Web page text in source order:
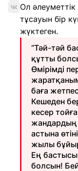
Ол
тұсауын бір
жүктеген.
“Тәй-тәй
құтты
Өмірімді
баға
Кешеден
кесер
жандардың
астына
жылы
Ең
болсын!